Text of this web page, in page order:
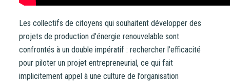
Les collectifs de citoyens qui souhaitent développer des
projets de production d’énergie renouvelable sont
confrontés à un double impératif : rechercher l’efficacité
pour piloter un projet entrepreneurial, ce qui fait
implicitement appel à une culture de l’organisation